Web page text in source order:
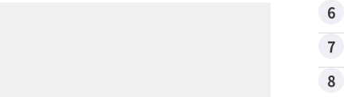
6
7
8